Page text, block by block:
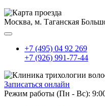
Москва, м. Таганская
+7 (495) 04 92 269
+7 (926) 991-77-44
Записаться онлайн
Режим работы (Пн - Вс):